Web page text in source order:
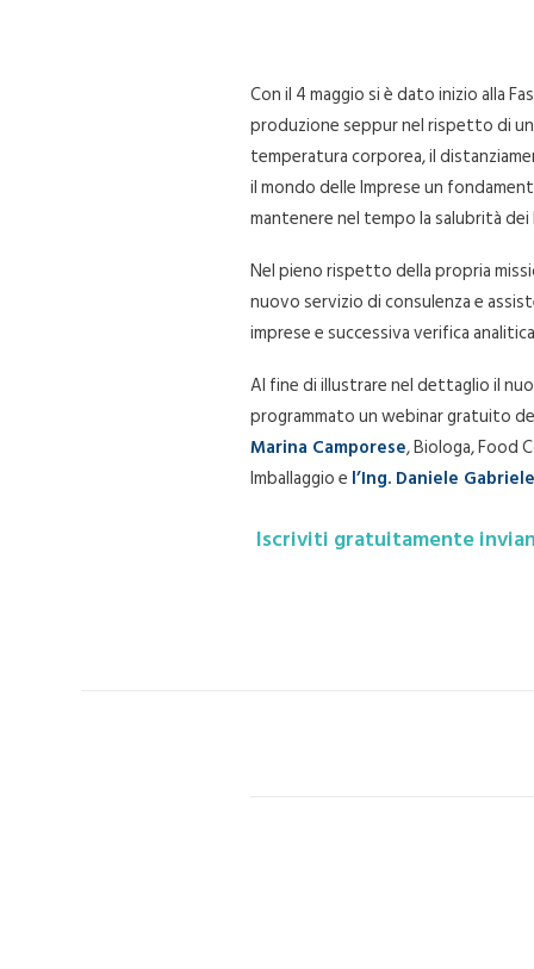
Con il 4 maggio si è dato inizio alla
produzione seppur nel rispetto di
temperatura corporea, il
il mondo delle Imprese un
mantenere nel tempo la salubrità
Nel pieno rispetto della propria
nuovo servizio di consulenza e
imprese e successiva verifica
Al fine di illustrare nel dettaglio il
programmato un webinar gratuito
Marina Camporese, Biologa, Food
Imballaggio e l’Ing. Daniele
Iscriviti gratuitamente